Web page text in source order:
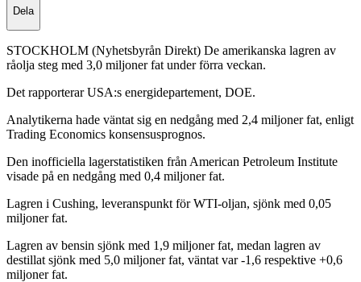
Dela
STOCKHOLM (Nyhetsbyrån Direkt) De amerikanska lagren av
råolja steg med 3,0 miljoner fat under förra veckan.
Det rapporterar USA:s energidepartement, DOE.
Analytikerna hade väntat sig en nedgång med 2,4 miljoner fat, enligt
Trading Economics konsensusprognos.
Den inofficiella lagerstatistiken från American Petroleum Institute
visade på en nedgång med 0,4 miljoner fat.
Lagren i Cushing, leveranspunkt för WTI-oljan, sjönk med 0,05
miljoner fat.
Lagren av bensin sjönk med 1,9 miljoner fat, medan lagren av
destillat sjönk med 5,0 miljoner fat, väntat var -1,6 respektive +0,6
miljoner fat.